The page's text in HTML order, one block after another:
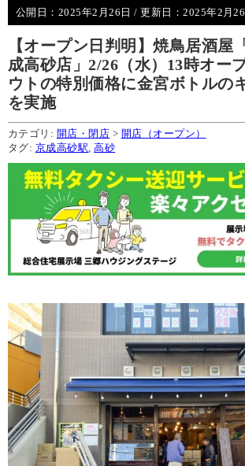
公開日： 2025年2月26日 / 更新日：2025年2月26
【オープン日判明】焼鳥居酒屋
成高砂店」2/26（水）13時オー
ウトの特別価格に金宮ボトルの
を実施
カテゴリ: 開店・閉店 > 開店（オープン）
タグ: 京成高砂駅 ,高砂